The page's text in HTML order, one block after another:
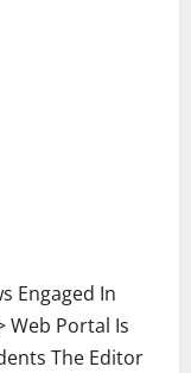
Engaged In
Web Portal Is
The Editor